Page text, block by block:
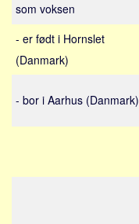
Thailand
Italien
Grækenland
som voksen
- er født i Hornslet
(Danmark)
- bor i Aarhus (Danmark)